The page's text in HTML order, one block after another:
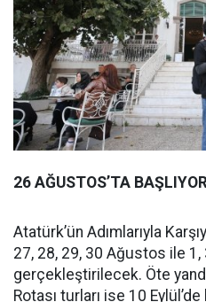
26 AĞUSTOS’TA
Atatürk’ün Adımlarıyla
27, 28, 29, 30 Ağustos ile
gerçekleştirilecek. Öte
Rotası turları ise 10